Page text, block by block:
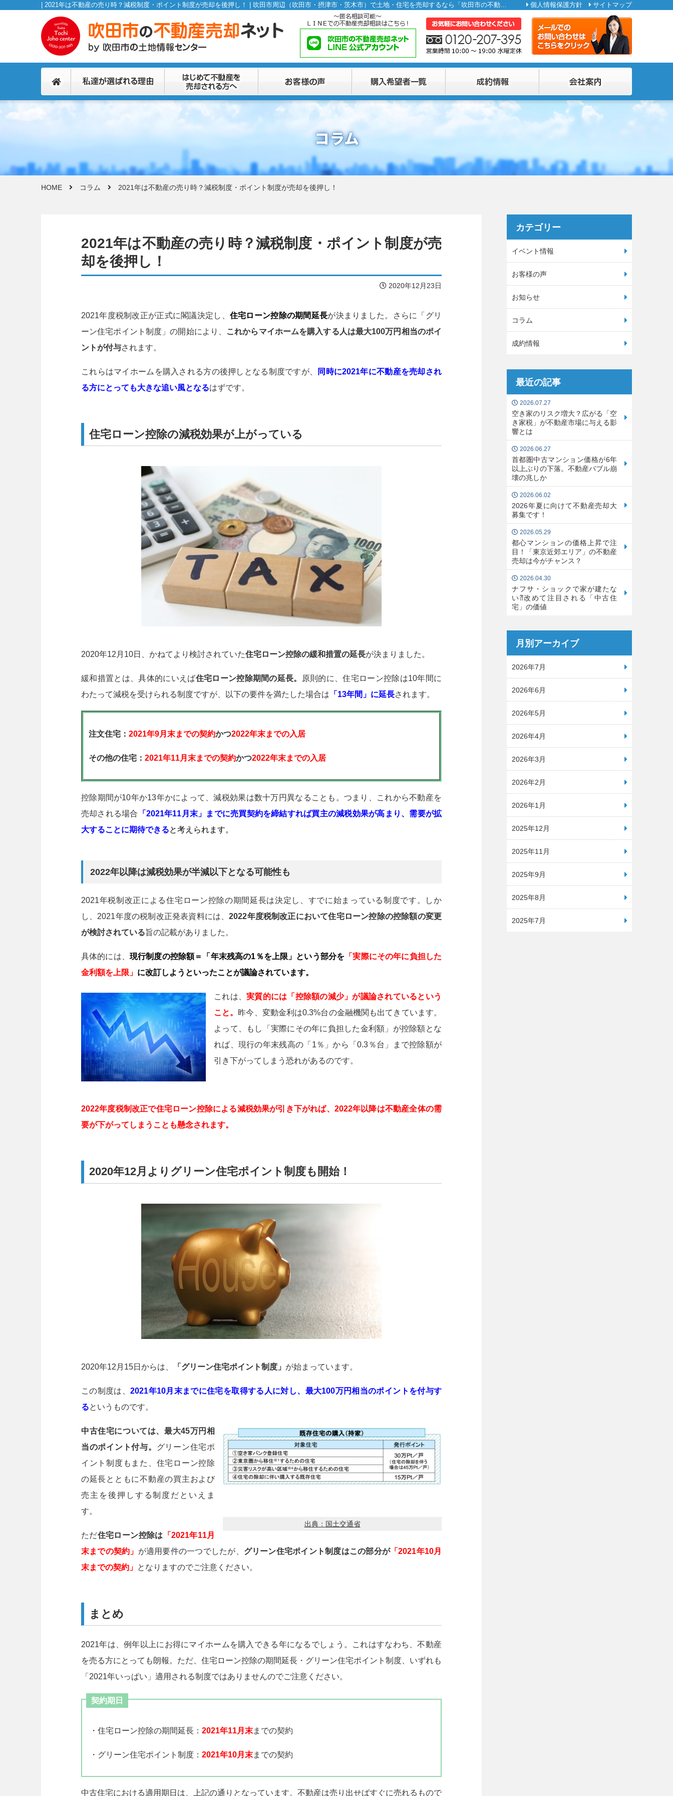
| 2021年は不動産の売り時？減税制度・ポイント制度が売却を後押し！ | 吹田市周辺（吹田市・摂津市・茨木市）で土地・住宅を売却するなら「吹田市の不動産売却ネット」へ 個人情報保護方針 サイトマップ
コラム
HOME コラム 2021年は不動産の売り時？減税制度・ポイント制度が売却を後押し！
2021年は不動産の売り時？減税制度・ポイント制度が売
却を後押し！
2020年12月23日
2021年度税制改正が正式に閣議決定し、 住宅ローン控除の期間延長が決まりました。さらに「グリ
ーン住宅ポイント制度」の開始により、
これからマイホームを購入する人は最大100万円相当のポイ
ントが付与されます。
これらはマイホームを購入される方の後押しとなる制度ですが、
同時に2021年に不動産を売却され
る方にとっても大きな追い風となるはずです。
住宅ローン控除の減税効果が上がっている
2020年12月10日、かねてより検討されていた住宅ローン控除の緩和措置の延長が決まりました。
緩和措置とは、具体的にいえば住宅ローン控除期間の延長。 原則的に、住宅ローン控除は10年間に
わたって減税を受けられる制度ですが、以下の要件を満たした場合は 「13年間」に延長されます。
注文住宅： 2021年9月末までの契約かつ2022年末までの入居
その他の住宅： 2021年11月末までの契約かつ2022年末までの入居
控除期間が10年か13年かによって、減税効果は数十万円異なることも。つまり、これから不動産を
売却される場合 「2021年11月末」までに売買契約を締結すれば買主の減税効果が高まり、需要が拡
大することに期待できると考えられます。
2022年以降は減税効果が半減以下となる可能性も
2021年税制改正による住宅ローン控除の期間延長は決定し、すでに始まっている制度です。しか
し、2021年度の税制改正発表資料には、2022年度税制改正において住宅ローン控除の控除額の変更
が検討されている旨の記載がありました。
具体的には、 現行制度の控除額＝「年末残高の1％を上限」という部分を 「実際にその年に負担した
金利額を上限」 に改訂しようといったことが議論されています。
これは、 実質的には「控除額の減少」が議論されているという
こと。 昨今、変動金利は0.3%台の金融機関も出てきています。
よって、もし「実際にその年に負担した金利額」が控除額とな
れば、現行の年末残高の「1％」から「0.3％台」まで控除額が
引き下がってしまう恐れがあるのです。
2022年度税制改正で住宅ローン控除による減税効果が引き下がれば、2022年以降は不動産全体の需
要が下がってしまうことも懸念されます。
2020年12月よりグリーン住宅ポイント制度も開始！
2020年12月15日からは、 「グリーン住宅ポイント制度」 が始まっています。
この制度は、2021年10月末までに住宅を取得する人に対し、最大100万円相当のポイントを付与す
るというものです。
出典：国土交通省
中古住宅については、最大45万円相
当のポイント付与。 グリーン住宅ポ
イント制度もまた、住宅ローン控除
の延長とともに不動産の買主および
売主を後押しする制度だといえま
す。
ただ住宅ローン控除は 「2021年11月
末までの契約」 が適用要件の一つでしたが、 グリーン住宅ポイント制度はこの部分が「2021年10月
末までの契約」 となりますのでご注意ください。
まとめ
2021年は、例年以上にお得にマイホームを購入できる年になるでしょう。これはすなわち、不動産
を売る方にとっても朗報。ただ、住宅ローン控除の期間延長・グリーン住宅ポイント制度、いずれも
「2021年いっぱい」適用される制度ではありませんのでご注意ください。
契約期日
・住宅ローン控除の期間延長： 2021年11月末までの契約
・グリーン住宅ポイント制度： 2021年10月末までの契約
中古住宅における適用期日は、上記の通りとなっています。不動産は売り出せばすぐに売れるもので
カテゴリー
イベント情報
お客様の声
お知らせ
コラム
成約情報
最近の記事
2026.07.27
空き家のリスク増大？広がる「空
き家税」が不動産市場に与える影
響とは
2026.06.27
首都圏中古マンション価格が6年
以上ぶりの下落。不動産バブル崩
壊の兆しか
2026.06.02
2026年夏に向けて不動産売却大
募集です！
2026.05.29
都心マンションの価格上昇で注
目！「東京近郊エリア」の不動産
売却は今がチャンス？
2026.04.30
ナフサ・ショックで家が建たな
い⁈改めて注目される「中古住
宅」の価値
月別アーカイブ
2026年7月
2026年6月
2026年5月
2026年4月
2026年3月
2026年2月
2026年1月
2025年12月
2025年11月
2025年9月
2025年8月
2025年7月